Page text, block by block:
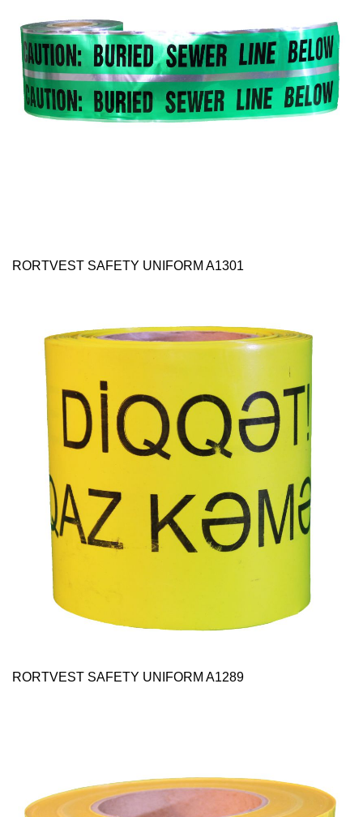
RORTVEST SAFETY UNIFORM A1301
RORTVEST SAFETY UNIFORM A1289